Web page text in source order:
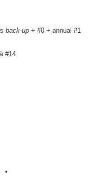
back-up + #0 + annual #1
#14
•